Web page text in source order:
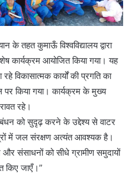
के तहत कुमाऊँ विश्वविद्यालय द्वारा
कार्यक्रम आयोजित किया गया। यह
रहे विकासात्मक कार्यों की प्रगति का
पर किया गया। कार्यक्रम के मुख्य
रहे।
को सुदृढ़ करने के उद्देश्य से वाटर
में जल संरक्षण अत्यंत आवश्यक है।
और संसाधनों को सीधे ग्रामीण समुदायों
किए जाएँ।”